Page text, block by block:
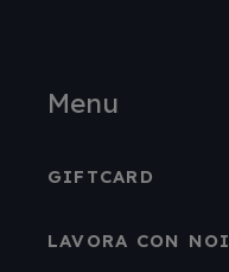
Menu
GIFTCARD
LAVORA CON NOI